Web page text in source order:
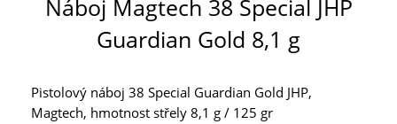
Náboj Magtech 38 Special JHP
Guardian Gold 8,1 g
Pistolový náboj 38 Special Guardian Gold JHP,
Magtech, hmotnost střely 8,1 g / 125 gr